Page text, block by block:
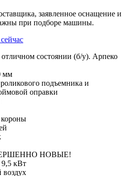
заявленное оснащение и
при подборе машины.
состоянии (б/у). Арпеко
мм
подъемника и
оправки
НОВЫЕ!
кВт